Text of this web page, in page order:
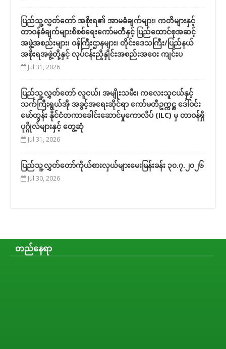
ပြည်သူ့လွှတ်တော် အစိုးရ၏ အာမခံချက်များ၊ ကတိများနှင့်
တာဝန်ခံချက်များစိစစ်ရေးကော်မတီနှင့် ပြည်ထောင်စုအဆင့်
အဖွဲ့အစည်းများ၊ ဝန်ကြီးဌာနများ၊ တိုင်းဒေသကြီး/ပြည်နယ်
အစိုးရအဖွဲ့တို့နှင့် လုပ်ငန်းညှိနှိုင်းအစည်းအဝေး ကျင်းပ
Jul 31, 2026
ပြည်သူ့လွှတ်တော် လူငယ်၊ အမျိုးသမီး၊ ကလေးသူငယ်နှင့်
သက်ကြီးရွယ်အို အခွင့်အရေးဆိုင်ရာ ကော်မတီဥက္ကဋ္ဌ ဒေါ်ဝင်း
မော်ထွန်း နိုင်ငံတကာခေါင်းဆောင်မှုကောလိပ် (ILC) မှ တာဝန်ရှိ
ပုဂ္ဂိုလ်များနှင့် တွေ့ဆုံ
Jul 31, 2026
ပြည်သူ့လွှတ်တော်ကိုယ်စားလှယ်များမေးမြန်းခန်း ၃၀.၇.၂၀၂၆
Jul 30, 2026
တည်နေရာ